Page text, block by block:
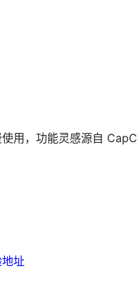
用，功能灵感源自
址